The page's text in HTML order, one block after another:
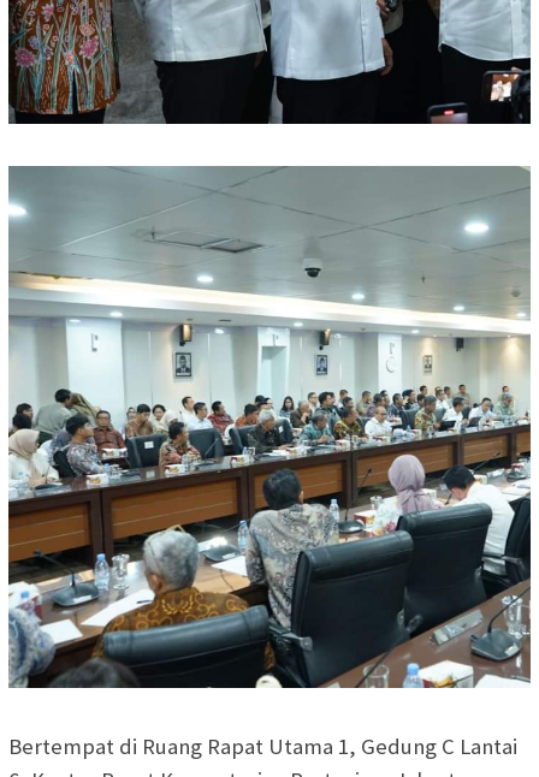
Bertempat di Ruang Rapat Utama 1, Gedung C Lantai